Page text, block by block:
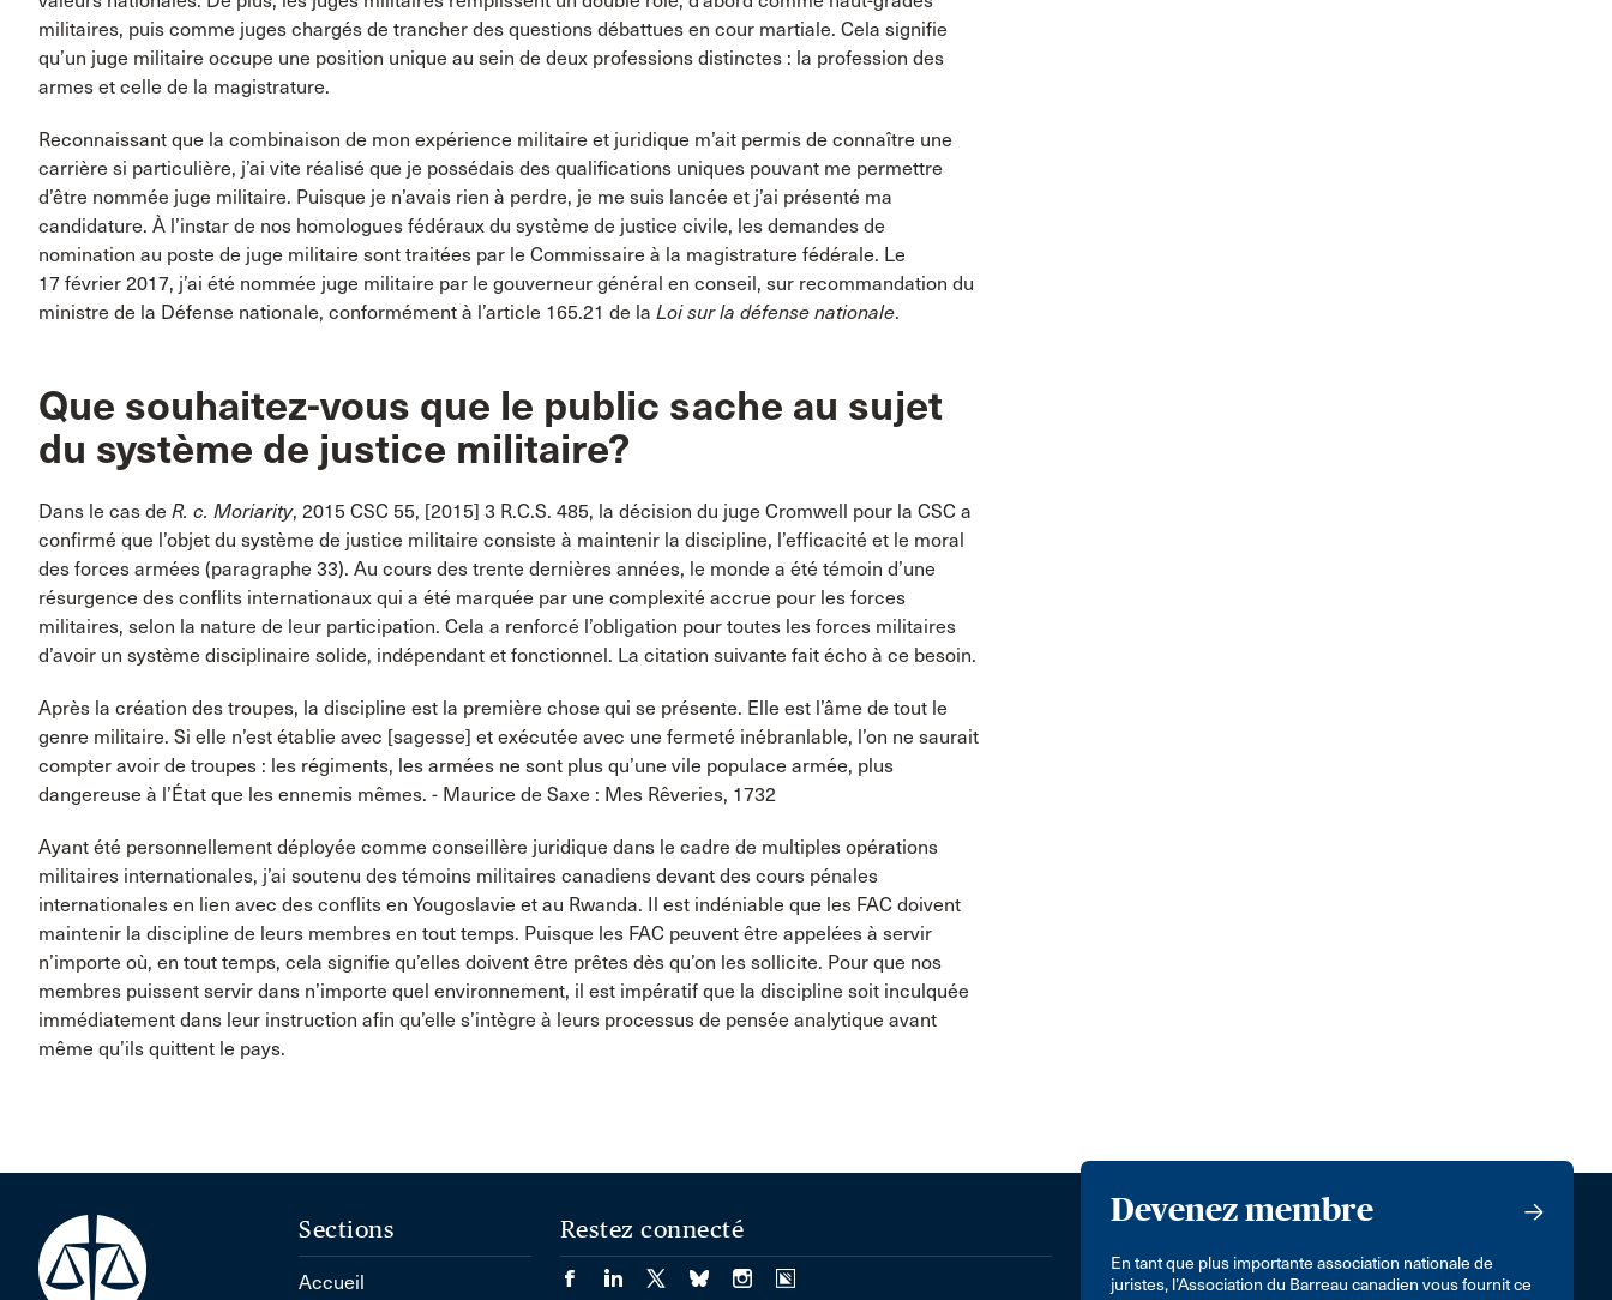
militaires, puis comme juges chargés de trancher des questions débattues en cour martiale. Cela signifie
qu’un juge militaire occupe une position unique au sein de deux professions distinctes : la profession des
armes et celle de la magistrature.
Reconnaissant que la combinaison de mon expérience militaire et juridique m’ait permis de connaître une
carrière si particulière, j’ai vite réalisé que je possédais des qualifications uniques pouvant me permettre
d’être nommée juge militaire. Puisque je n’avais rien à perdre, je me suis lancée et j’ai présenté ma
candidature. À l’instar de nos homologues fédéraux du système de justice civile, les demandes de
nomination au poste de juge militaire sont traitées par le Commissaire à la magistrature fédérale. Le
17 février 2017, j’ai été nommée juge militaire par le gouverneur général en conseil, sur recommandation du
ministre de la Défense nationale, conformément à l’article 165.21 de la Loi sur la défense nationale.
Que souhaitez-vous que le public sache au sujet
du système de justice militaire?
Dans le cas de R. c. Moriarity, 2015 CSC 55, [2015] 3 R.C.S. 485, la décision du juge Cromwell pour la CSC a
confirmé que l’objet du système de justice militaire consiste à maintenir la discipline, l’efficacité et le moral
des forces armées (paragraphe 33). Au cours des trente dernières années, le monde a été témoin d’une
résurgence des conflits internationaux qui a été marquée par une complexité accrue pour les forces
militaires, selon la nature de leur participation. Cela a renforcé l’obligation pour toutes les forces militaires
d’avoir un système disciplinaire solide, indépendant et fonctionnel. La citation suivante fait écho à ce besoin.
Après la création des troupes, la discipline est la première chose qui se présente. Elle est l’âme de tout le
genre militaire. Si elle n’est établie avec [sagesse] et exécutée avec une fermeté inébranlable, l’on ne saurait
compter avoir de troupes : les régiments, les armées ne sont plus qu’une vile populace armée, plus
dangereuse à l’État que les ennemis mêmes. - Maurice de Saxe : Mes Rêveries, 1732
Ayant été personnellement déployée comme conseillère juridique dans le cadre de multiples opérations
militaires internationales, j’ai soutenu des témoins militaires canadiens devant des cours pénales
internationales en lien avec des conflits en Yougoslavie et au Rwanda. Il est indéniable que les FAC doivent
maintenir la discipline de leurs membres en tout temps. Puisque les FAC peuvent être appelées à servir
n’importe où, en tout temps, cela signifie qu’elles doivent être prêtes dès qu’on les sollicite. Pour que nos
membres puissent servir dans n’importe quel environnement, il est impératif que la discipline soit inculquée
immédiatement dans leur instruction afin qu’elle s’intègre à leurs processus de pensée analytique avant
même qu’ils quittent le pays.
Devenez membre
En tant que plus importante association nationale de
juristes, l’Association du Barreau canadien vous fournit ce
Sections
Accueil
Restez connecté